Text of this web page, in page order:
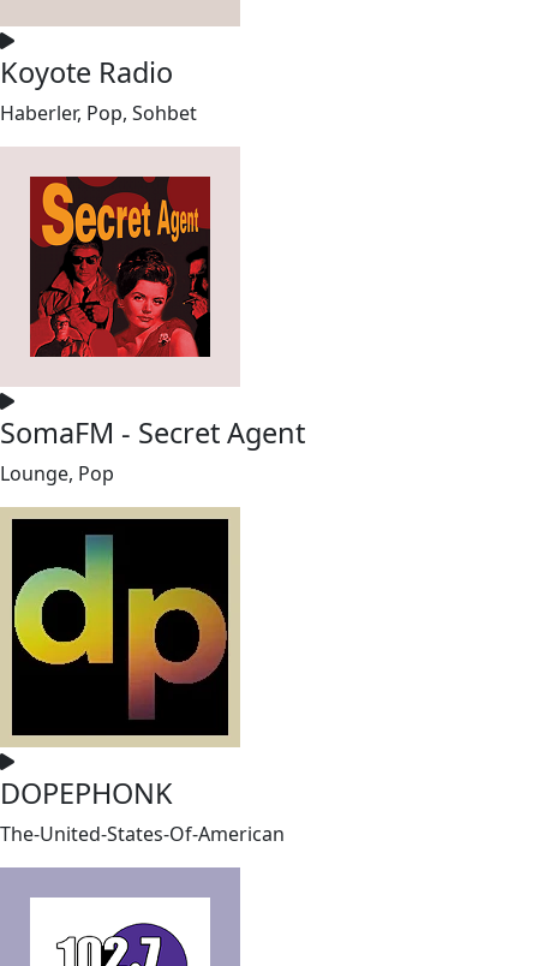
Koyote Radio
Haberler, Pop, Sohbet
SomaFM - Secret Agent
Lounge, Pop
DOPEPHONK
The-United-States-Of-American